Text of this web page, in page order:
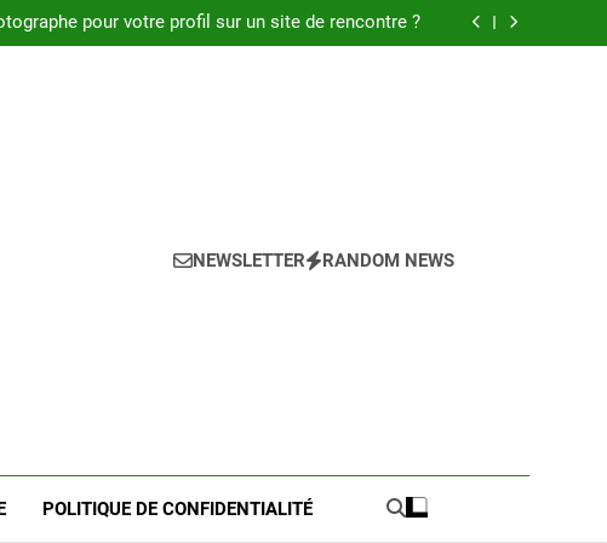
pour votre profil sur un site de rencontre ?
Guide pratique pour l’achat de LMNP d’occasion
NEWSLETTER RANDOM NEWS
POLITIQUE DE CONFIDENTIALITÉ